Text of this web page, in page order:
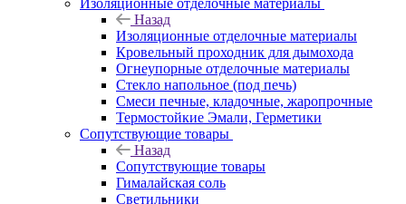
Изоляционные отделочные материалы
Назад
Изоляционные отделочные материалы
Кровельный проходник для дымохода
Огнеупорные отделочные материалы
Стекло напольное (под печь)
Смеси печные, кладочные, жаропрочные
Термостойкие Эмали, Герметики
Сопутствующие товары
Назад
Сопутствующие товары
Гималайская соль
Светильники